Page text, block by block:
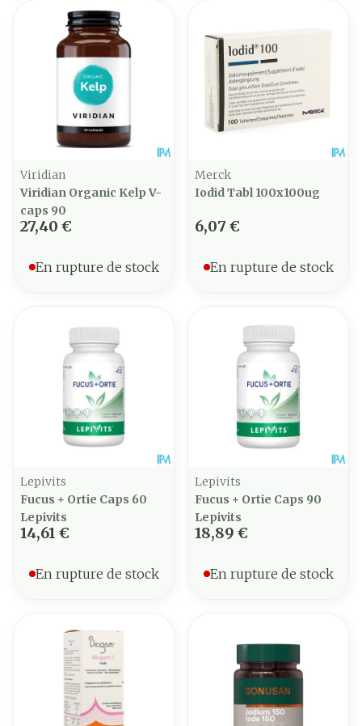
Viridian
Viridian Organic Kelp V-
caps 90
27,40 €
En rupture de stock
Merck
Iodid Tabl 100x100ug
6,07 €
En rupture de stock
Lepivits
Fucus + Ortie Caps 60
Lepivits
14,61 €
En rupture de stock
Lepivits
Fucus + Ortie Caps 90
Lepivits
18,89 €
En rupture de stock